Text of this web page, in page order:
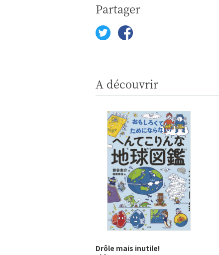
Partager
A découvrir
Drôle mais inutile!